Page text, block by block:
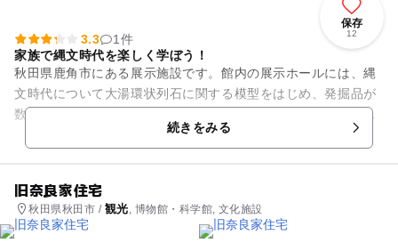
保存
12
3.3
1件
家族で縄文時代を楽しく学ぼう！
秋田県鹿角市にある展示施設です。館内の展示ホールには、縄
文時代について大湯環状列石に関する模型をはじめ、発掘品が
数多く展示されており家族で学ぶことができます。また、縄文
工房では、縄文土器やペンダ...続きをみる
旧奈良家住宅
秋田県秋田市 / 観光, 博物館・科学館, 文化施設